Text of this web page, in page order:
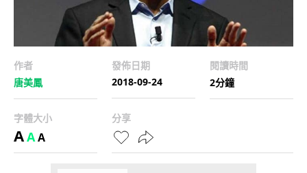
作者
唐美鳳
發佈日期
2018-09-24
閱讀時間
2分鐘
字體大小
AAA
分享